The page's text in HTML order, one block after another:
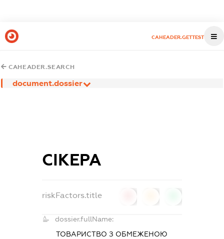
CAHEADER.GETTEST
CAHEADER.SEARCH
document.dossier
СІКЕРА
riskFactors.title
dossier.fullName:
ТОВАРИСТВО З ОБМЕЖЕНОЮ